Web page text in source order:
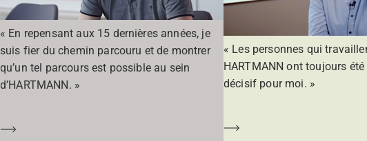
« En repensant aux 15 dernières années, je
suis fier du chemin parcouru et de montrer
qu’un tel parcours est possible au sein
d’HARTMANN. »
« Les personnes qui
HARTMANN ont toujours été
décisif pour moi. »